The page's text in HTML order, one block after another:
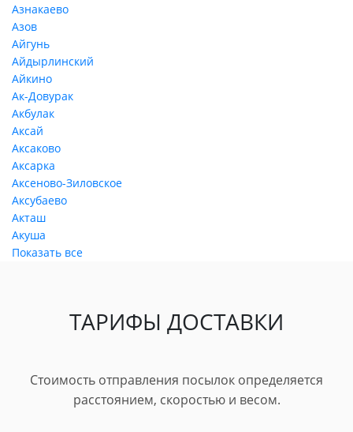
Азнакаево
Азов
Айгунь
Айдырлинский
Айкино
Ак-Довурак
Акбулак
Аксай
Аксаково
Аксарка
Аксеново-Зиловское
Аксубаево
Акташ
Акуша
Показать все
ТАРИФЫ ДОСТАВКИ
Стоимость отправления посылок определяется
расстоянием, скоростью и весом.